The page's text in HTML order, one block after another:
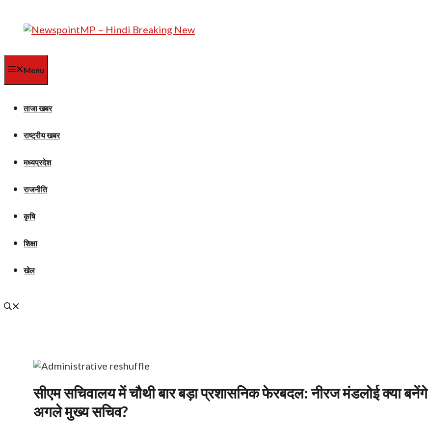
content
Menu
ताजा खबर
राष्ट्रीय खबर
मध्यप्रदेश
राजनीति
कृषि
शिक्षा
खेल
सीएम सचिवालय में चौथी बार बड़ा प्रशासनिक फेरबदल: नीरज मंडलोई क्या बनेंगे
अगले मुख्य सचिव?